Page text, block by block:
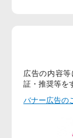
広告の内容
証・推奨等を
バナー広告の